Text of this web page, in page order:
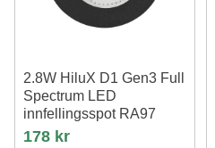
2.8W HiluX D1 Gen3 Full
Spectrum LED
innfellingsspot RA97
3000K, Sort
178 kr